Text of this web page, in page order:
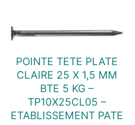
POINTE TETE PLATE
CLAIRE 25 X 1,5 MM
BTE 5 KG –
TP10X25CL05 –
ETABLISSEMENT PATE